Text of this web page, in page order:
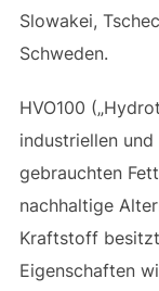
Slowakei,
Schweden.
HVO100
industriellen
gebrauchten
nachhaltige
Kraftstoff
Eigenschaften